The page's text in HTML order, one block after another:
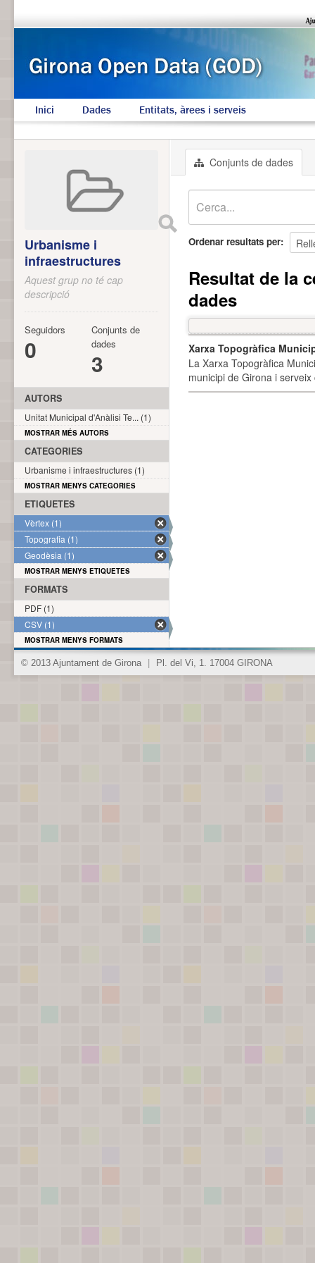
Inici Dades Entitats, àrees i serveis
Conjunts de dades
Ordenar resultats per
Resultat de la
dades
Xarxa Topogràfica
La Xarxa Topogràfica
municipi de Girona i
Urbanisme i
infraestructures
Aquest grup no té cap
descripció
Seguidors
0
Conjunts de
dades
3
AUTORS
Unitat Municipal d'Anàlisi Te... (1)
MOSTRAR MÉS AUTORS
CATEGORIES
Urbanisme i infraestructures (1)
MOSTRAR MENYS CATEGORIES
ETIQUETES
Vèrtex (1)
Topografia (1)
Geodèsia (1)
MOSTRAR MENYS ETIQUETES
FORMATS
PDF (1)
CSV (1)
MOSTRAR MENYS FORMATS
© 2013 Ajuntament de Girona Pl. del Vi, 1. 17004 GIRONA